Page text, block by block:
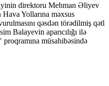
direktoru Mehman Əliyev
Yollarına məxsus
qəsdən törədilmiş qətl
Balayevin aparıcılığı ilə
müsahibəsində